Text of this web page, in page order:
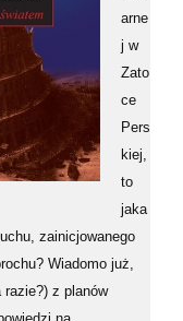
arne
j w
Zato
ce
Pers
kiej,
to
jaka
zainicjowanego
Wiadomo już,
razie?) z planów